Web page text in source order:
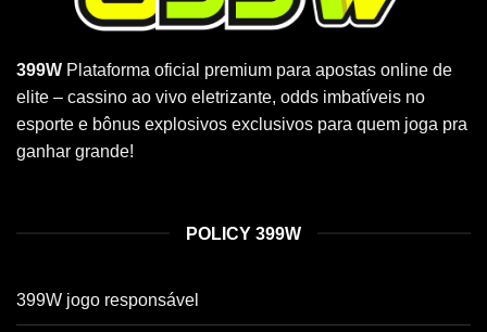
399W Plataforma oficial premium para apostas online de
elite – cassino ao vivo eletrizante, odds imbatíveis no
esporte e bônus explosivos exclusivos para quem joga pra
ganhar grande!
POLICY 399W
399W jogo responsável